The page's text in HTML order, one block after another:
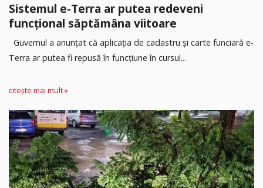
Sistemul e-Terra ar putea redeveni
funcțional săptămâna viitoare
Guvernul a anunțat că aplicația de cadastru și carte funciară e-
Terra ar putea fi repusă în funcțiune în cursul...
citește mai mult »